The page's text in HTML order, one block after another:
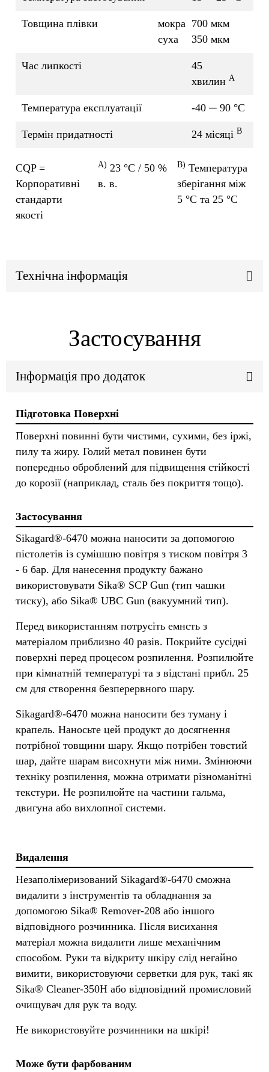
Товщина плівки
мокра
суха
700 мкм
350 мкм
Час липкості
45
хвилин A
Температура експлуатації -40 ─ 90 °C
Термін придатності 24 місяці B
CQP =
Корпоративні
стандарти
якості
A) 23 °C / 50 %
в. в.
B) Температура
зберігання між
5 °C та 25 °C
Технічна інформація
Застосування
Інформація про додаток
Підготовка Поверхні
Поверхні повинні бути чистими, сухими, без іржі,
пилу та жиру. Голий метал повинен бути
попередньо оброблений для підвищення стійкості
до корозії (наприклад, сталь без покриття тощо).
Застосування
Sikagard®-6470 можна наносити за допомогою
пістолетів із сумішшю повітря з тиском повітря 3
- 6 бар. Для нанесення продукту бажано
використовувати Sika® SCP Gun (тип чашки
тиску), або Sika® UBC Gun (вакуумний тип).
Перед використанням потрусіть емнсть з
матеріалом приблизно 40 разів. Покрийте сусідні
поверхні перед процесом розпилення. Розпилюйте
при кімнатній температурі та з відстані прибл. 25
см для створення безперервного шару.
Sikagard®-6470 можна наносити без туману і
крапель. Наносьте цей продукт до досягнення
потрібної товщини шару. Якщо потрібен товстий
шар, дайте шарам висохнути між ними. Змінюючи
техніку розпилення, можна отримати різноманітні
текстури. Не розпилюйте на частини гальма,
двигуна або вихлопної системи.
Видалення
Незаполімеризований Sikagard®-6470 cможна
видалити з інструментів та обладнання за
допомогою Sika® Remover-208 або іншого
відповідного розчинника. Після висихання
матеріал можна видалити лише механічним
способом. Руки та відкриту шкіру слід негайно
вимити, використовуючи серветки для рук, такі як
Sika® Cleaner-350H або відповідний промисловий
очищувач для рук та воду.
Не використовуйте розчинники на шкірі!
Може бути фарбованим